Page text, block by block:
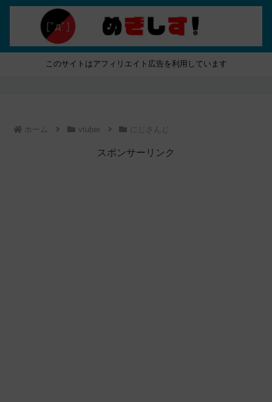
このサイトはアフィリエイト広告を利用しています
ホーム vtuber にじさんじ
スポンサーリンク